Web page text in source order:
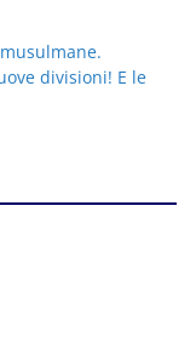
divisioni! E le